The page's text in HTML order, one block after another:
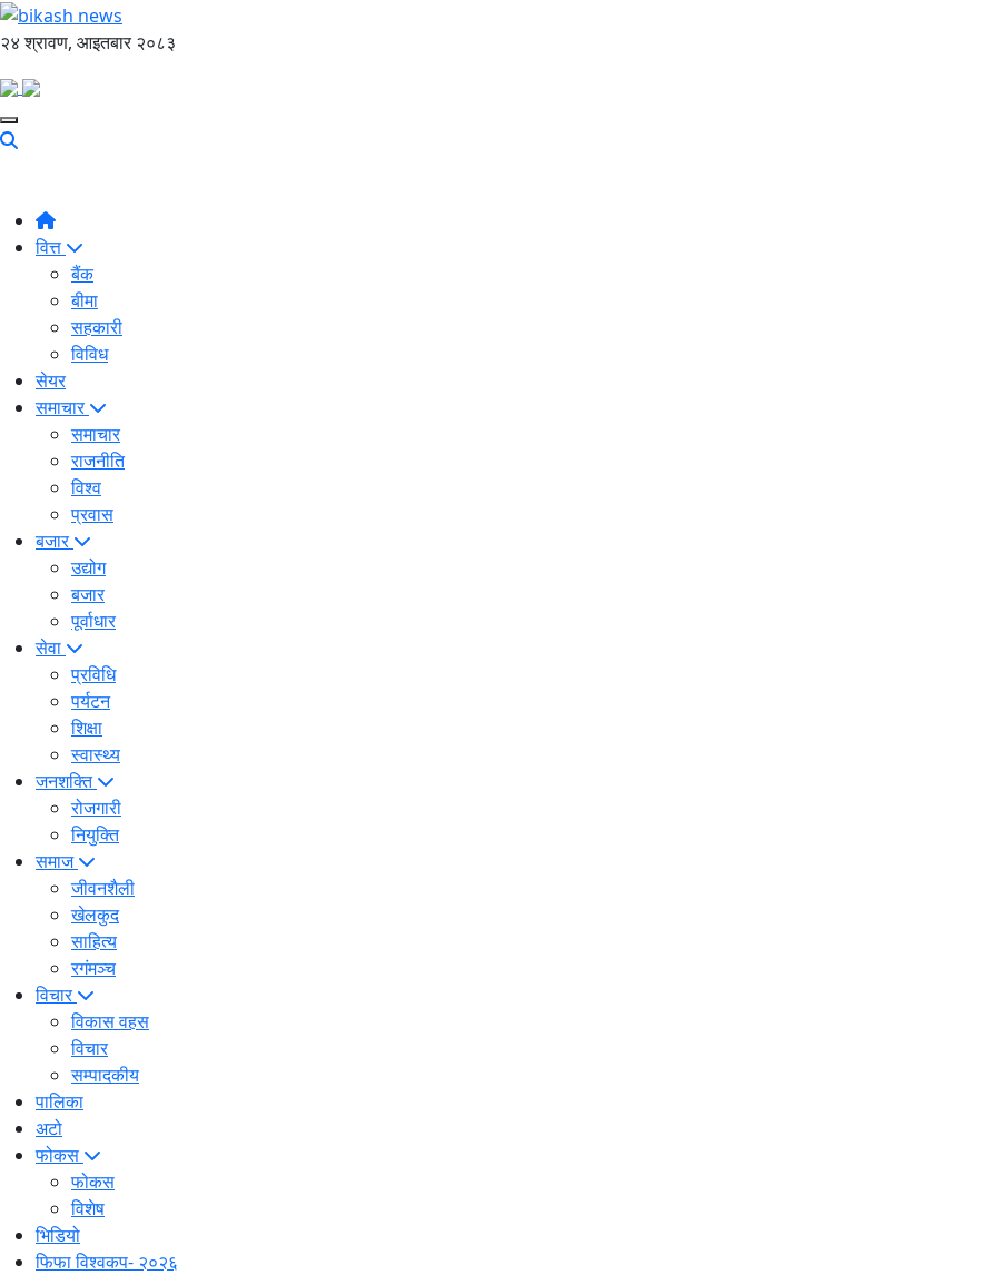
२४ श्रावण, आइतबार २०८३
वित्त
बैंक
बीमा
सहकारी
विविध
सेयर
समाचार
समाचार
राजनीति
विश्व
प्रवास
बजार
उद्योग
बजार
पूर्वाधार
सेवा
प्रविधि
पर्यटन
शिक्षा
स्वास्थ्य
जनशक्ति
रोजगारी
नियुक्ति
समाज
जीवनशैली
खेलकुद
साहित्य
रगंमञ्च
विचार
विकास वहस
विचार
सम्पादकीय
पालिका
अटो
फोकस
फोकस
विशेष
भिडियो
फिफा विश्वकप- २०२६